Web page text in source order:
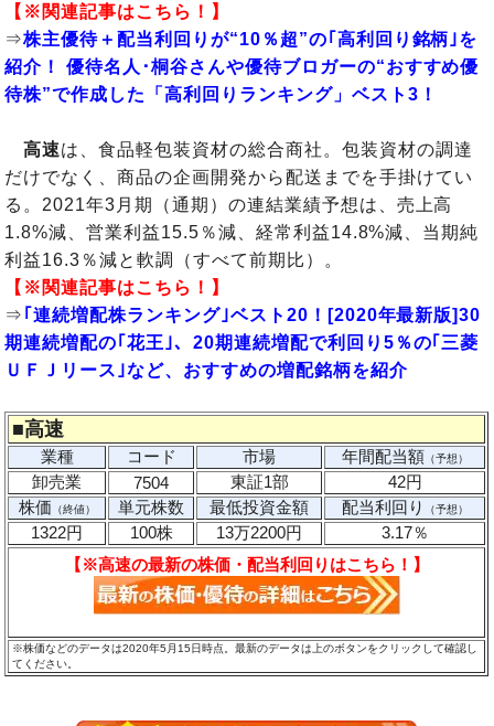
【※関連記事はこちら！】
⇒株主優待＋配当利回りが“10％超”の｢高利回り銘柄｣を
紹介！ 優待名人･桐谷さんや優待ブロガーの“おすすめ優
待株”で作成した「高利回りランキング」ベスト3！
高速は、食品軽包装資材の総合商社。包装資材の調達
だけでなく、商品の企画開発から配送までを手掛けてい
る。2021年3月期（通期）の連結業績予想は、売上高
1.8%減、営業利益15.5％減、経常利益14.8%減、当期純
利益16.3％減と軟調（すべて前期比）。
【※関連記事はこちら！】
⇒ ｢連続増配株ランキング｣ベスト20！[2020年最新版]30
期連続増配の｢花王｣、20期連続増配で利回り5％の｢三菱
ＵＦＪリース｣など、おすすめの増配銘柄を紹介
■高速
業種 コード 市場 年間配当額 （予想）
卸売業 7504 東証1部
42円
株価 （終値） 単元株数 最低投資金額 配当利回り （予想）
1322円 100株 13万2200円
3.17％
【※高速の最新の株価・配当利回りはこちら！】
※株価などのデータは2020年5月15日時点。最新のデータは上のボタンをクリックして確認し
てください。